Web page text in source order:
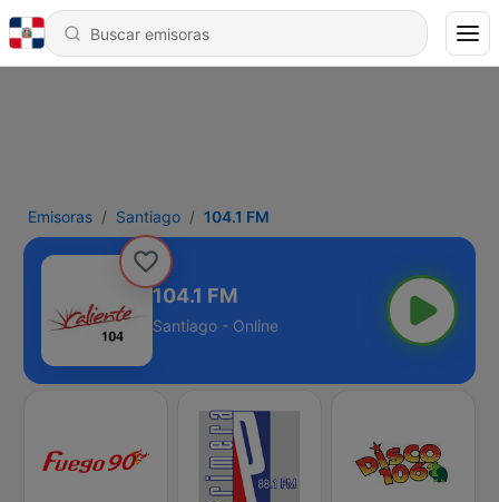
Emisoras Santiago 104.1 FM
104.1 FM
Santiago - Online